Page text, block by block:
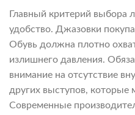
Главный критерий выбора
удобство. Джазовки
Обувь должна плотно
излишнего давления.
внимание на отсутствие
других выступов, которые
Современные